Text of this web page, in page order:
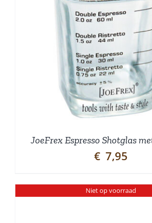
JoeFrex Espresso Shotglas
€ 7,95
Niet op voorraad